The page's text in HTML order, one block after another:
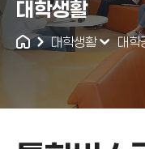
통합검색
대학생활
대학생활 대학